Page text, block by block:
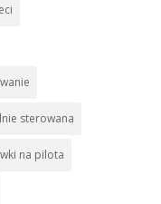
sterowana
na pilota